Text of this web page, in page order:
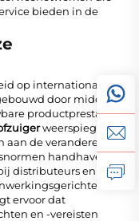
bieden in de
op internationale
door middel
productprestaties.
weerspiegelt
aan de veranderende
handhaven
distributeurs en
ervoor dat
en -vereisten